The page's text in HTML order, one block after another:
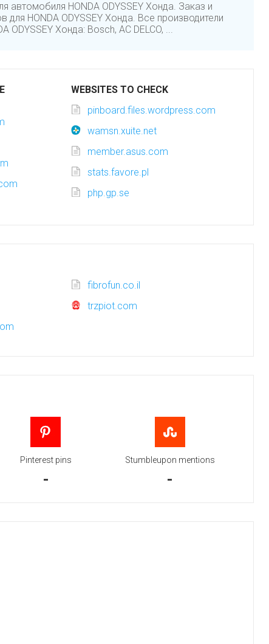
автомобиля HONDA ODYSSEY Хонда. Заказ и
для HONDA ODYSSEY Хонда. Все производители
ODYSSEY Хонда: Bosch, AC DELCO, ...
WEBSITES TO CHECK
pinboard.files.wordpress.com
wamsn.xuite.net
member.asus.com
stats.favore.pl
php.gp.se
fibrofun.co.il
trzpiot.com
Pinterest pins
-
Stumbleupon mentions
-